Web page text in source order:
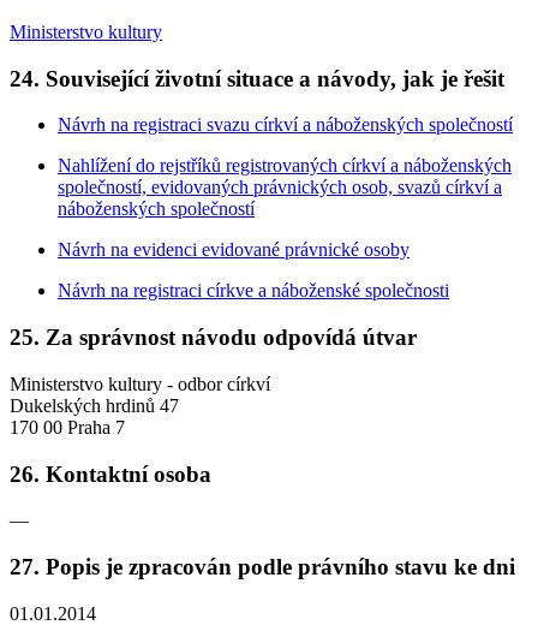
Ministerstvo kultury
24. Související životní situace a návody, jak je řešit
Návrh na registraci svazu církví a náboženských společností
Nahlížení do rejstříků registrovaných církví a náboženských
společností, evidovaných právnických osob, svazů církví a
náboženských společností
Návrh na evidenci evidované právnické osoby
Návrh na registraci církve a náboženské společnosti
25. Za správnost návodu odpovídá útvar
Ministerstvo kultury - odbor církví
Dukelských hrdinů 47
170 00 Praha 7
26. Kontaktní osoba
—
27. Popis je zpracován podle právního stavu ke dni
01.01.2014